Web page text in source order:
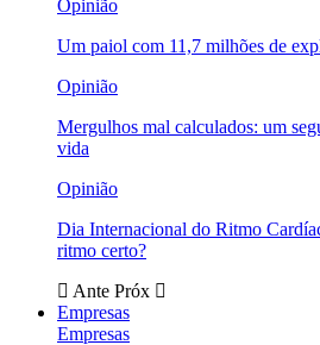
Opinião
Um paiol com 11,7 milhões de
Opinião
Mergulhos mal calculados: um
vida
Opinião
Dia Internacional do Ritmo
ritmo certo?
Ante Próx
Empresas
Empresas